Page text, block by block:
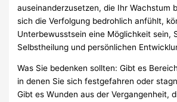
auseinanderzusetzen, die Ihr Wachstum
sich die Verfolgung bedrohlich anfühlt,
Unterbewusstsein eine Möglichkeit sein,
Selbstheilung und persönlichen
Was Sie bedenken sollten: Gibt es
in denen Sie sich festgefahren oder
Gibt es Wunden aus der Vergangenheit,